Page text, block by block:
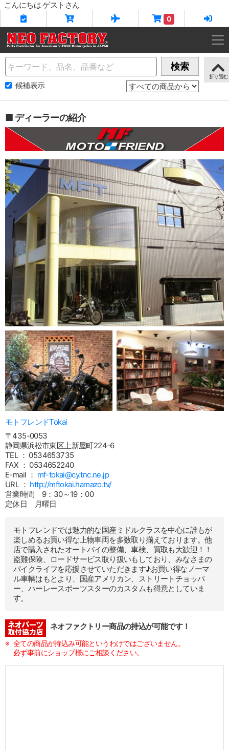
こんにちは ゲストさん
0
Name 検索
候補表示
■ ディーラーの紹介
モトフレンドTokai
〒435-0053
静岡県浜松市東区上新屋町224-6
TEL ： 0534653735
FAX ： 0534652240
E-mail ： mf-tokai@cy.tnc.ne.jp
URL ： http://mftokai.hamazo.tv/
営業時間 9：30～19：00
定休日 月曜日
モトフレンドでは魅力的な国産ミドルクラスを中心に誰もが
楽しめるお買い得な上物車両を多数取り揃えております。他
店で購入されたオートバイの整備、車検、買取も大歓迎！！
盗難保険、ロードサービス取り扱いもしており、みなさまの
バイクライフを応援させていただきます♪お買い得なノーマ
ル車輌はもとより、国産アメリカン、ストリートチョッパ
ー、ハーレースポーツスターのカスタムも得意としていま
す。
ネオファクトリー商品の持込が可能です！
全ての商品が持込み可能というわけではございません。
必ず事前にショップ様にご相談ください。